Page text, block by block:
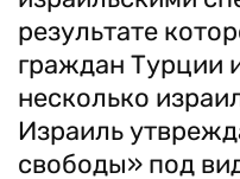
результате
граждан Турции
несколько
Израиль
свободы» под